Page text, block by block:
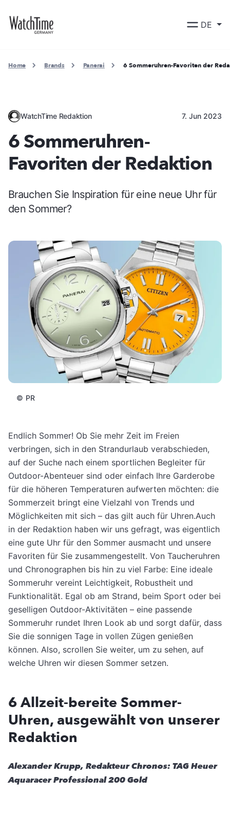
DE
Home Brands Panerai 6 Sommeruhren-Favoriten der
WatchTime Redaktion 7. Jun 2023
6 Sommeruhren-
Favoriten der Redaktion
Brauchen Sie Inspiration für eine neue Uhr für
den Sommer?
© PR
Endlich Sommer! Ob Sie mehr Zeit im Freien
verbringen, sich in den Strandurlaub verabschieden,
auf der Suche nach einem sportlichen Begleiter für
Outdoor-Abenteuer sind oder einfach Ihre Garderobe
für die höheren Temperaturen aufwerten möchten: die
Sommerzeit bringt eine Vielzahl von Trends und
Möglichkeiten mit sich – das gilt auch für Uhren.Auch
in der Redaktion haben wir uns gefragt, was eigentlich
eine gute Uhr für den Sommer ausmacht und unsere
Favoriten für Sie zusammengestellt. Von Taucheruhren
und Chronographen bis hin zu viel Farbe: Eine ideale
Sommeruhr vereint Leichtigkeit, Robustheit und
Funktionalität. Egal ob am Strand, beim Sport oder bei
geselligen Outdoor-Aktivitäten – eine passende
Sommeruhr rundet Ihren Look ab und sorgt dafür, dass
Sie die sonnigen Tage in vollen Zügen genießen
können. Also, scrollen Sie weiter, um zu sehen, auf
welche Uhren wir diesen Sommer setzen.
6 Allzeit-bereite Sommer-
Uhren, ausgewählt von unserer
Redaktion
Alexander Krupp, Redakteur Chronos: TAG Heuer
Aquaracer Professional 200 Gold